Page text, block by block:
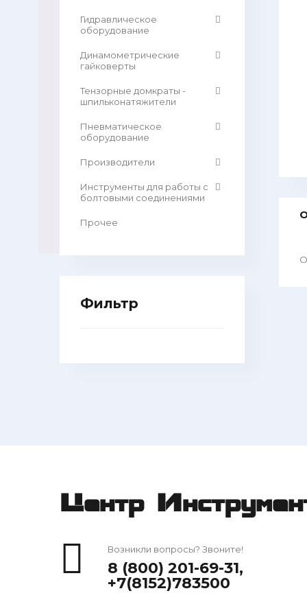
Гидравлическое
оборудование
Динамометрические
гайковерты
Тензорные домкраты -
шпильконатяжители
Пневматическое
оборудование
Производители
Инструменты для работы с
болтовыми соединениями
Прочее
Фильтр
Центр
Возникли вопросы? Звоните!
8 (800) 201-69-31,
+7(8152)783500